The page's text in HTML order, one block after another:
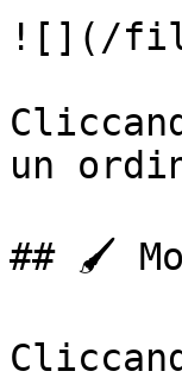
![](/
un
## 🖌️